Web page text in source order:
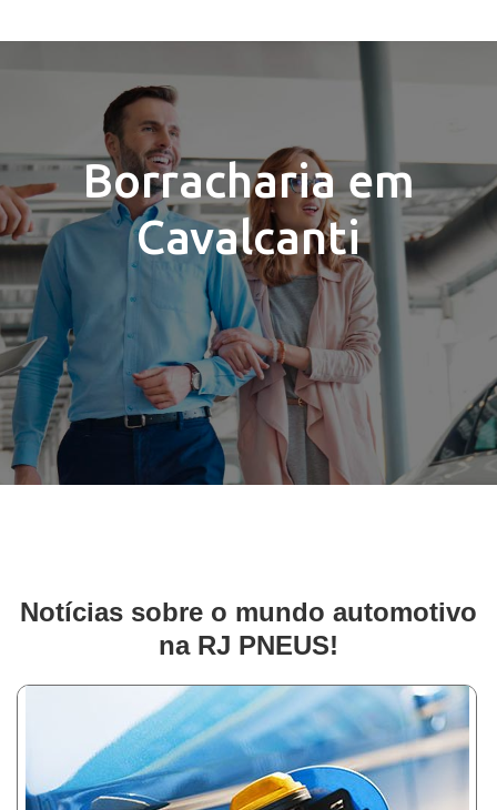
Borracharia em
Cavalcanti
Notícias sobre o mundo automotivo
na RJ PNEUS!